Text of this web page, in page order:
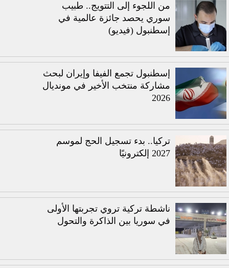
من اللجوء إلى التتويج.. طبيب
سوري يحصد جائزة عالمية في
إسطنبول (فيديو)
إسطنبول تجمع الفيفا وإيران لبحث
مشاركة منتخب الأخير في مونديال
2026
تركيا.. بدء تسجيل الحج لموسم
2027 إلكترونيًا
ناشطة تركية تروي تجربتها الأولى
في سوريا بين الذاكرة والتحول